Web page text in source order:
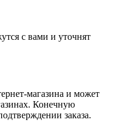
с вами и уточнят
магазина и может
Конечную
заказа.